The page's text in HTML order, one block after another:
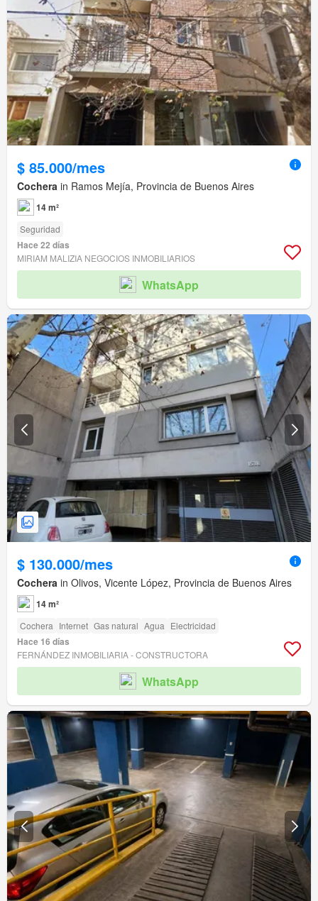
$ 85.000/mes
Cochera in Ramos Mejía, Provincia de Buenos Aires
14 m²
Seguridad
Hace 22 días
MIRIAM MALIZIA NEGOCIOS INMOBILIARIOS
WhatsApp
$ 130.000/mes
Cochera in Olivos, Vicente López, Provincia de Buenos Aires
14 m²
Cochera Internet Gas natural Agua Electricidad
Hace 16 días
FERNÁNDEZ INMOBILIARIA - CONSTRUCTORA
WhatsApp